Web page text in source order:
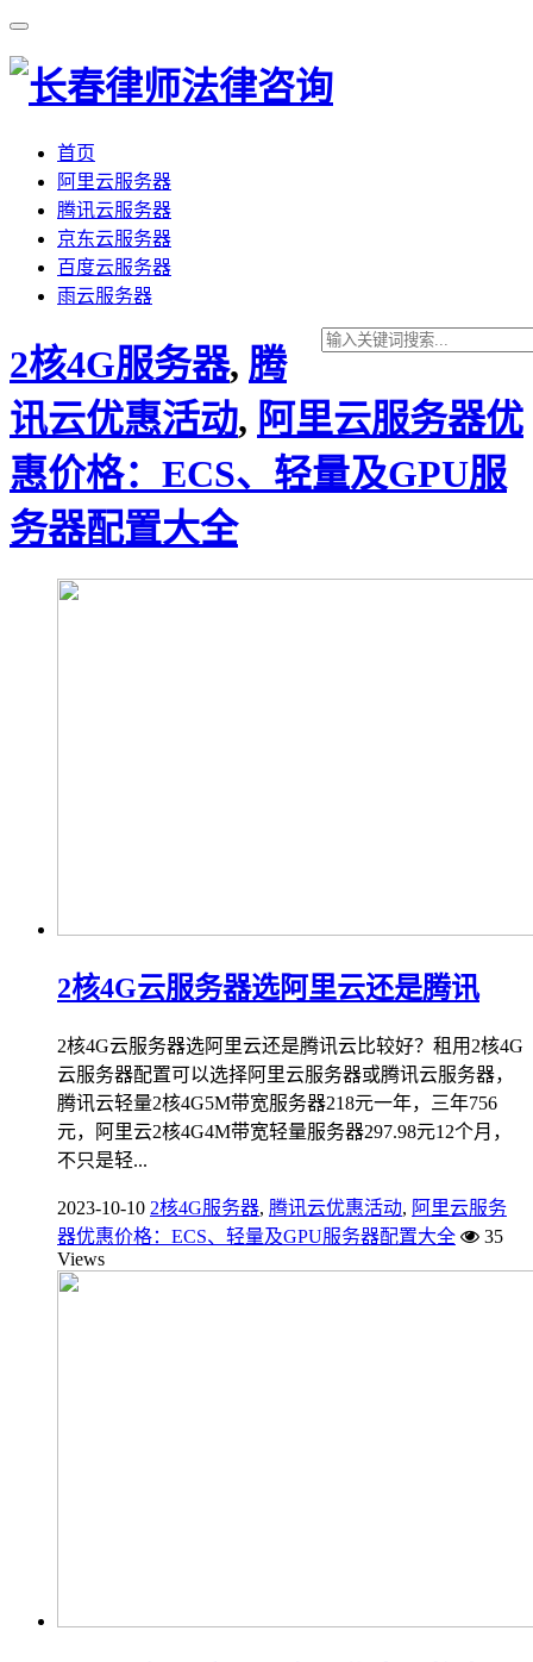
首页
阿里云服务器
腾讯云服务器
京东云服务器
百度云服务器
雨云服务器
2核4G服务器, 腾
讯云优惠活动, 阿里云服务器优
惠价格：ECS、轻量及GPU服
务器配置大全
2核4G云服务器选阿里云还是腾讯
2核4G云服务器选阿里云还是腾讯云比较好？租用2核4G
云服务器配置可以选择阿里云服务器或腾讯云服务器，
腾讯云轻量2核4G5M带宽服务器218元一年，三年756
元，阿里云2核4G4M带宽轻量服务器297.98元12个月，
不只是轻...
2023-10-10 2核4G服务器, 腾讯云优惠活动, 阿里云服务
器优惠价格：ECS、轻量及GPU服务器配置大全
35
Views